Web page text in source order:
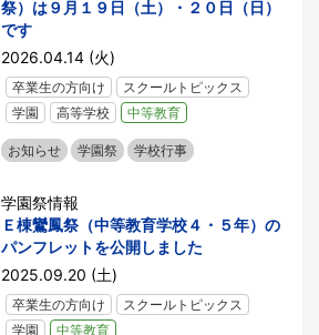
祭）は９月１９日（土）・２０日（日）
です
2026.04.14 (火)
卒業生の方向け
スクールトピックス
学園
高等学校 中等教育
お知らせ 学園祭 学校行事
学園祭情報
Ｅ棟鸞鳳祭（中等教育学校４・５年）の
パンフレットを公開しました
2025.09.20 (土)
卒業生の方向け
スクールトピックス
学園
中等教育